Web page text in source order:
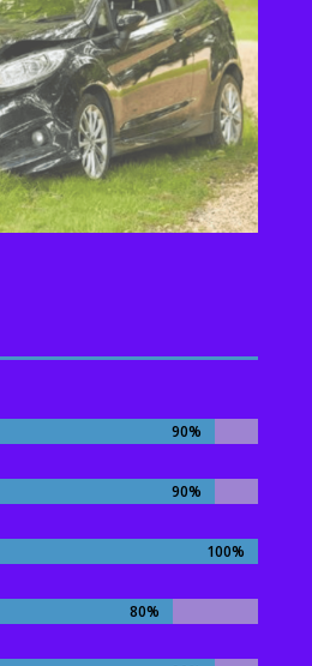
90%
90%
90%
90%
100%
100%
80%
80%